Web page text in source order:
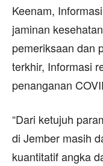
Keenam,
jaminan
pemeriksaan dan
terkhir, Informasi
penanganan
“Dari ketujuh
di Jember masih
kuantitatif angka